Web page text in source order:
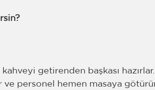
getirenden başkası
ve personel hemen masaya